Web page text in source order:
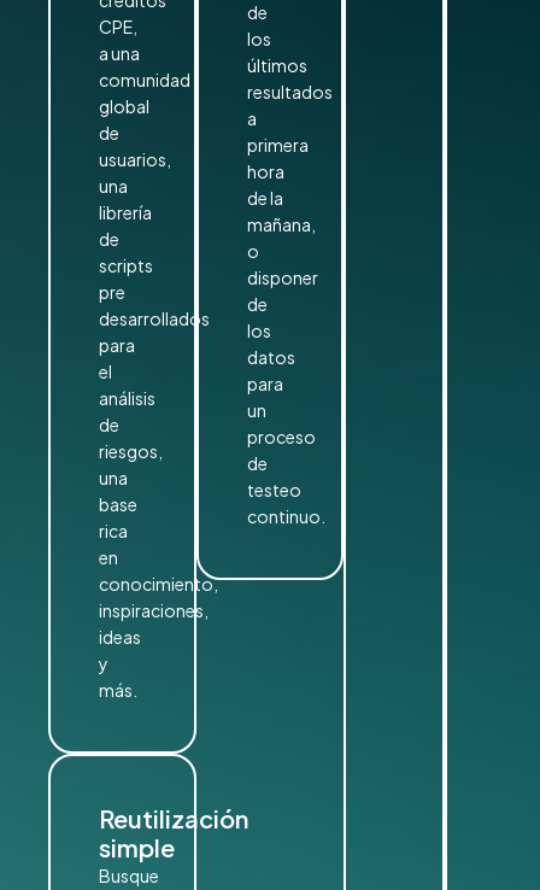
CPE,
a una
comunidad
global
de
usuarios,
una
librería
de
scripts
pre
desarrollados
para
el
análisis
de
riesgos,
una
base
rica
en
conocimiento,
inspiraciones,
ideas
y
más.
Reutilización
simple
Busque
de
los
últimos
resultados
a
primera
hora
de la
mañana,
o
disponer
de
los
datos
para
un
proceso
de
testeo
continuo.